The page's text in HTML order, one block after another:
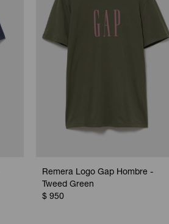
Remera Logo Gap Hombre -
Tweed Green
$ 950